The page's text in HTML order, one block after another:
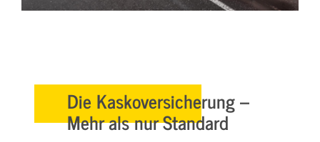
Die Kaskoversicherung –
Mehr als nur Standard